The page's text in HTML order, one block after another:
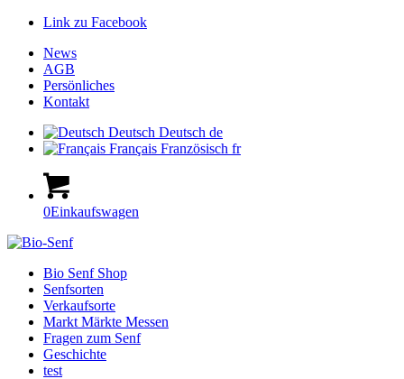
Link zu Facebook
News
AGB
Persönliches
Kontakt
Deutsch Deutsch de
Français Französisch fr
0Einkaufswagen
Hauptnavigation
Bio Senf Shop
Senfsorten
Verkaufsorte
Markt Märkte Messen
Fragen zum Senf
Geschichte
test